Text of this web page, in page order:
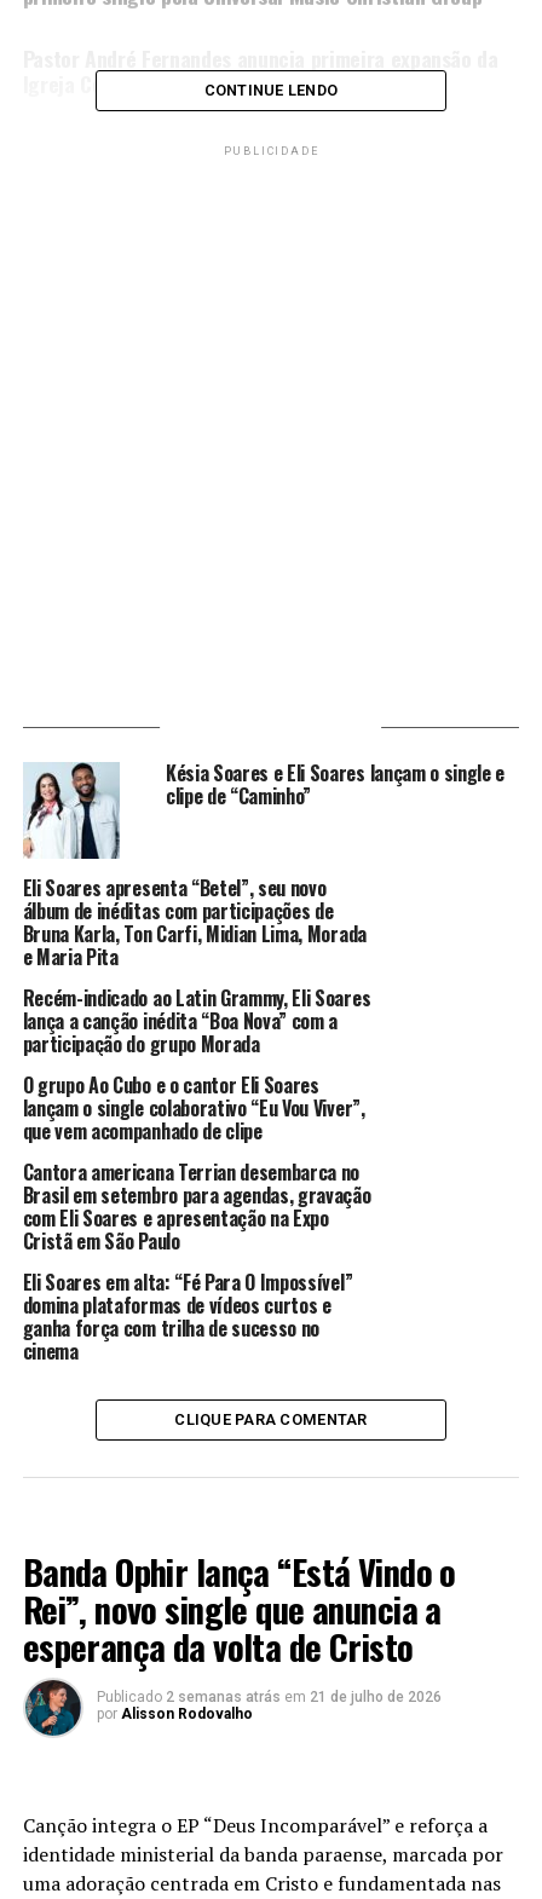
Igreja Celeiro em Paraisópolis
CONTINUE LENDO
PUBLICIDADE
Késia Soares e Eli Soares lançam o single e
clipe de “Caminho”
Eli Soares apresenta “Betel”, seu novo
álbum de inéditas com participações de
Bruna Karla, Ton Carfi, Midian Lima, Morada
e Maria Pita
Recém-indicado ao Latin Grammy, Eli Soares
lança a canção inédita “Boa Nova” com a
participação do grupo Morada
O grupo Ao Cubo e o cantor Eli Soares
lançam o single colaborativo “Eu Vou Viver”,
que vem acompanhado de clipe
Cantora americana Terrian desembarca no
Brasil em setembro para agendas, gravação
com Eli Soares e apresentação na Expo
Cristã em São Paulo
Eli Soares em alta: “Fé Para O Impossível”
domina plataformas de vídeos curtos e
ganha força com trilha de sucesso no
cinema
CLIQUE PARA COMENTAR
Banda Ophir lança “Está Vindo o
Rei”, novo single que anuncia a
esperança da volta de Cristo
Publicado 2 semanas atrás em 21 de julho de 2026
por Alisson Rodovalho
Canção integra o EP “Deus Incomparável” e reforça a
identidade ministerial da banda paraense, marcada por
uma adoração centrada em Cristo e fundamentada nas